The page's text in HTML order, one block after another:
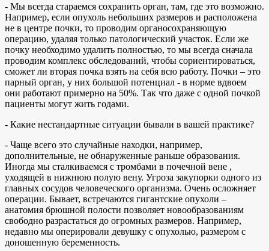
- Мы всегда стараемся сохранить орган, там, где это возможно.
Например, если опухоль небольших размеров и расположена
не в центре почки, то проводим органосохраняющую
операцию, удаляя только патологический участок. Если же
почку необходимо удалить полностью, то мы всегда сначала
проводим комплекс обследований, чтобы сориентироваться,
сможет ли вторая почка взять на себя всю работу. Почки – это
парный орган, у них большой потенциал - в норме вдвоем
они работают примерно на 50%. Так что даже с одной почкой
пациенты могут жить годами.
- Какие нестандартные ситуации бывали в вашей практике?
- Чаще всего это случайные находки, например,
дополнительные, не обнаруженные раньше образования.
Иногда мы сталкиваемся с тромбами в почечной вене ,
уходящей в нижнюю полую вену. Угроза закупорки одного из
главных сосудов человеческого организма. Очень осложняет
операции. Бывает, встречаются гигантские опухоли –
анатомия брюшной полости позволяет новообразованиям
свободно разрастаться до огромных размеров. Например,
недавно мы оперировали девушку с опухолью, размером с
доношенную беременность.